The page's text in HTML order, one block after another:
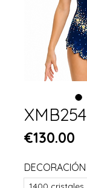
XMB254
€130.00
DECORACIÓN